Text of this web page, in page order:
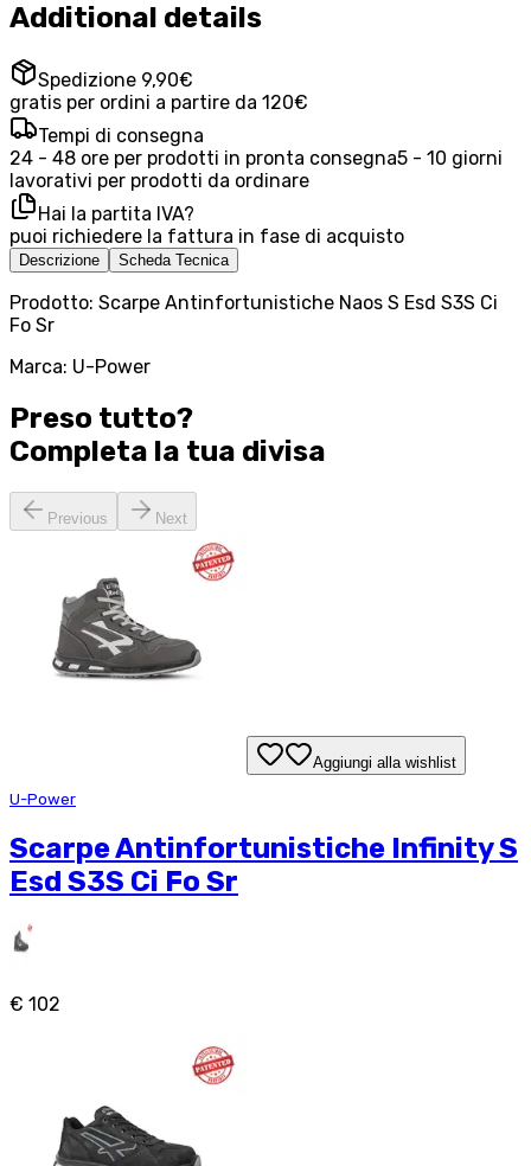
Additional details
Spedizione 9,90€
gratis per ordini a partire da 120€
Tempi di consegna
24 - 48 ore per prodotti in pronta consegna5 - 10 giorni
lavorativi per prodotti da ordinare
Hai la partita IVA?
puoi richiedere la fattura in fase di acquisto
Descrizione Scheda Tecnica
Prodotto: Scarpe Antinfortunistiche Naos S Esd S3S Ci
Fo Sr
Marca: U-Power
Preso tutto?
Completa la tua divisa
Previous Next
Aggiungi alla wishlist
U-Power
Scarpe Antinfortunistiche Infinity S
Esd S3S Ci Fo Sr
€ 102